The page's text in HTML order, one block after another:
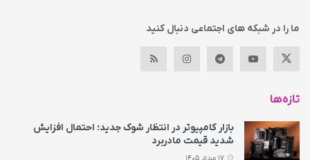
ما را در شبکه های اجتماعی دنبال کنید
تازه‌ها
بازار کامپیوتر در انتظار شوک جدید؛ احتمال افزایش
شدید قیمت مادربرد